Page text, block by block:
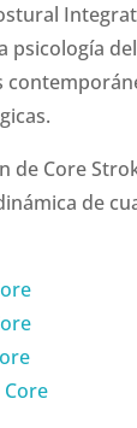
psicología
de Core
de